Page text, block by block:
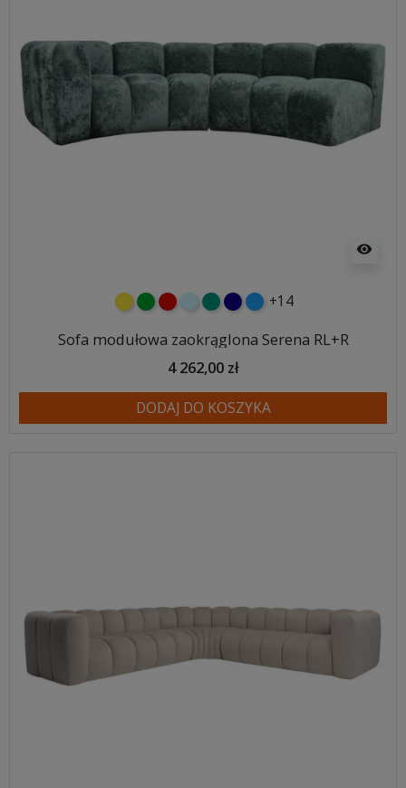
visibility
żółtyzielonyczerwony
błękitnyturkusowy
granatowy
niebieski
+14
Sofa modułowa zaokrąglona Serena RL+R
4 262,00 zł
DODAJ DO KOSZYKA